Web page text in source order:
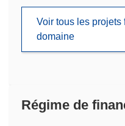
Voir tous les projets
domaine
Régime de